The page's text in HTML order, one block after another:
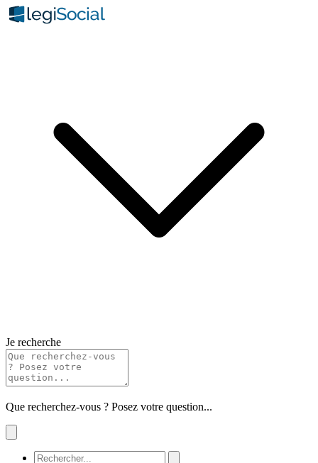
Je recherche
Que recherchez-vous ? Posez votre question...